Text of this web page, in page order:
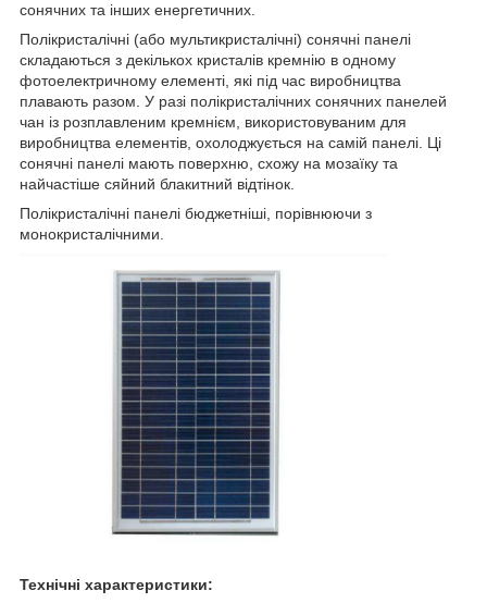
сонячних та інших енергетичних.
Полікристалічні (або мультикристалічні) сонячні панелі
складаються з декількох кристалів кремнію в одному
фотоелектричному елементі, які під час виробництва
плавають разом. У разі полікристалічних сонячних панелей
чан із розплавленим кремнієм, використовуваним для
виробництва елементів, охолоджується на самій панелі. Ці
сонячні панелі мають поверхню, схожу на мозаїку та
найчастіше сяйний блакитний відтінок.
Полікристалічні панелі бюджетніші, порівнюючи з
монокристалічними.
Технічні характеристики: